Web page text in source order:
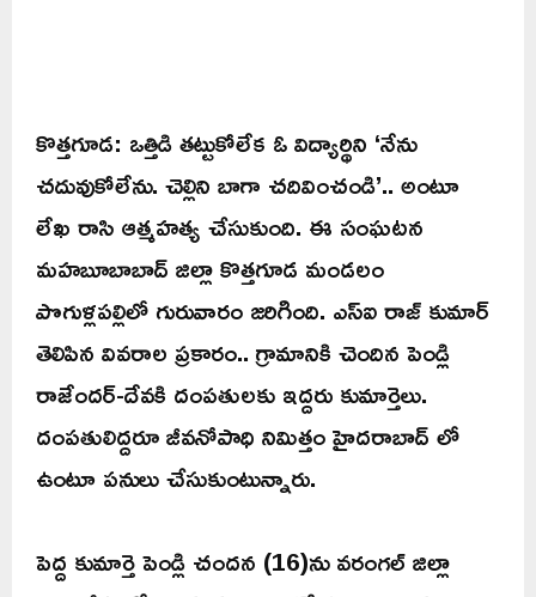
కొత్తగూడ: ఒత్తిడి తట్టుకోలేక ఓ విద్యార్థిని ‘నేను
చదువుకోలేను. చెల్లిని బాగా చదివించండి’.. అంటూ
లేఖ రాసి ఆత్మహత్య చేసుకుంది. ఈ సంఘటన
మహబూబాబాద్ జిల్లా కొత్తగూడ మండలం
పొగుళ్లపల్లిలో గురువారం జరిగింది. ఎస్ఐ రాజ్ కుమార్
తెలిపిన వివరాల ప్రకారం.. గ్రామానికి చెందిన పెండ్లి
రాజేందర్-దేవకి దంపతులకు ఇద్దరు కుమార్తెలు.
దంపతులిద్దరూ జీవనోపాధి నిమిత్తం హైదరాబాద్ లో
ఉంటూ పనులు చేసుకుంటున్నారు.
పెద్ద కుమార్తె పెండ్లి చందన (16)ను వరంగల్ జిల్లా